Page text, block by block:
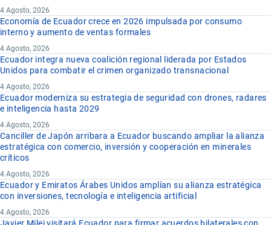
4 Agosto, 2026
Economía de Ecuador crece en 2026 impulsada por consumo
interno y aumento de ventas formales
4 Agosto, 2026
Ecuador integra nueva coalición regional liderada por Estados
Unidos para combatir el crimen organizado transnacional
4 Agosto, 2026
Ecuador moderniza su estrategia de seguridad con drones, radares
e inteligencia hasta 2029
4 Agosto, 2026
Canciller de Japón arribara a Ecuador buscando ampliar la alianza
estratégica con comercio, inversión y cooperación en minerales
críticos
4 Agosto, 2026
Ecuador y Emiratos Árabes Unidos amplían su alianza estratégica
con inversiones, tecnología e inteligencia artificial
4 Agosto, 2026